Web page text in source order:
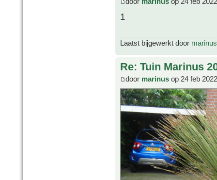
1
Laatst bijgewerkt door marinus
Re: Tuin Marinus
door marinus op 24 feb